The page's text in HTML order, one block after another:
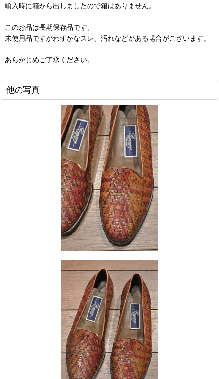
輸入時に箱から出しましたので箱はありません。
このお品は長期保存品です。
未使用品ですがわずかなスレ、汚れなどがある場合がございます。
あらかじめご了承ください。
他の写真